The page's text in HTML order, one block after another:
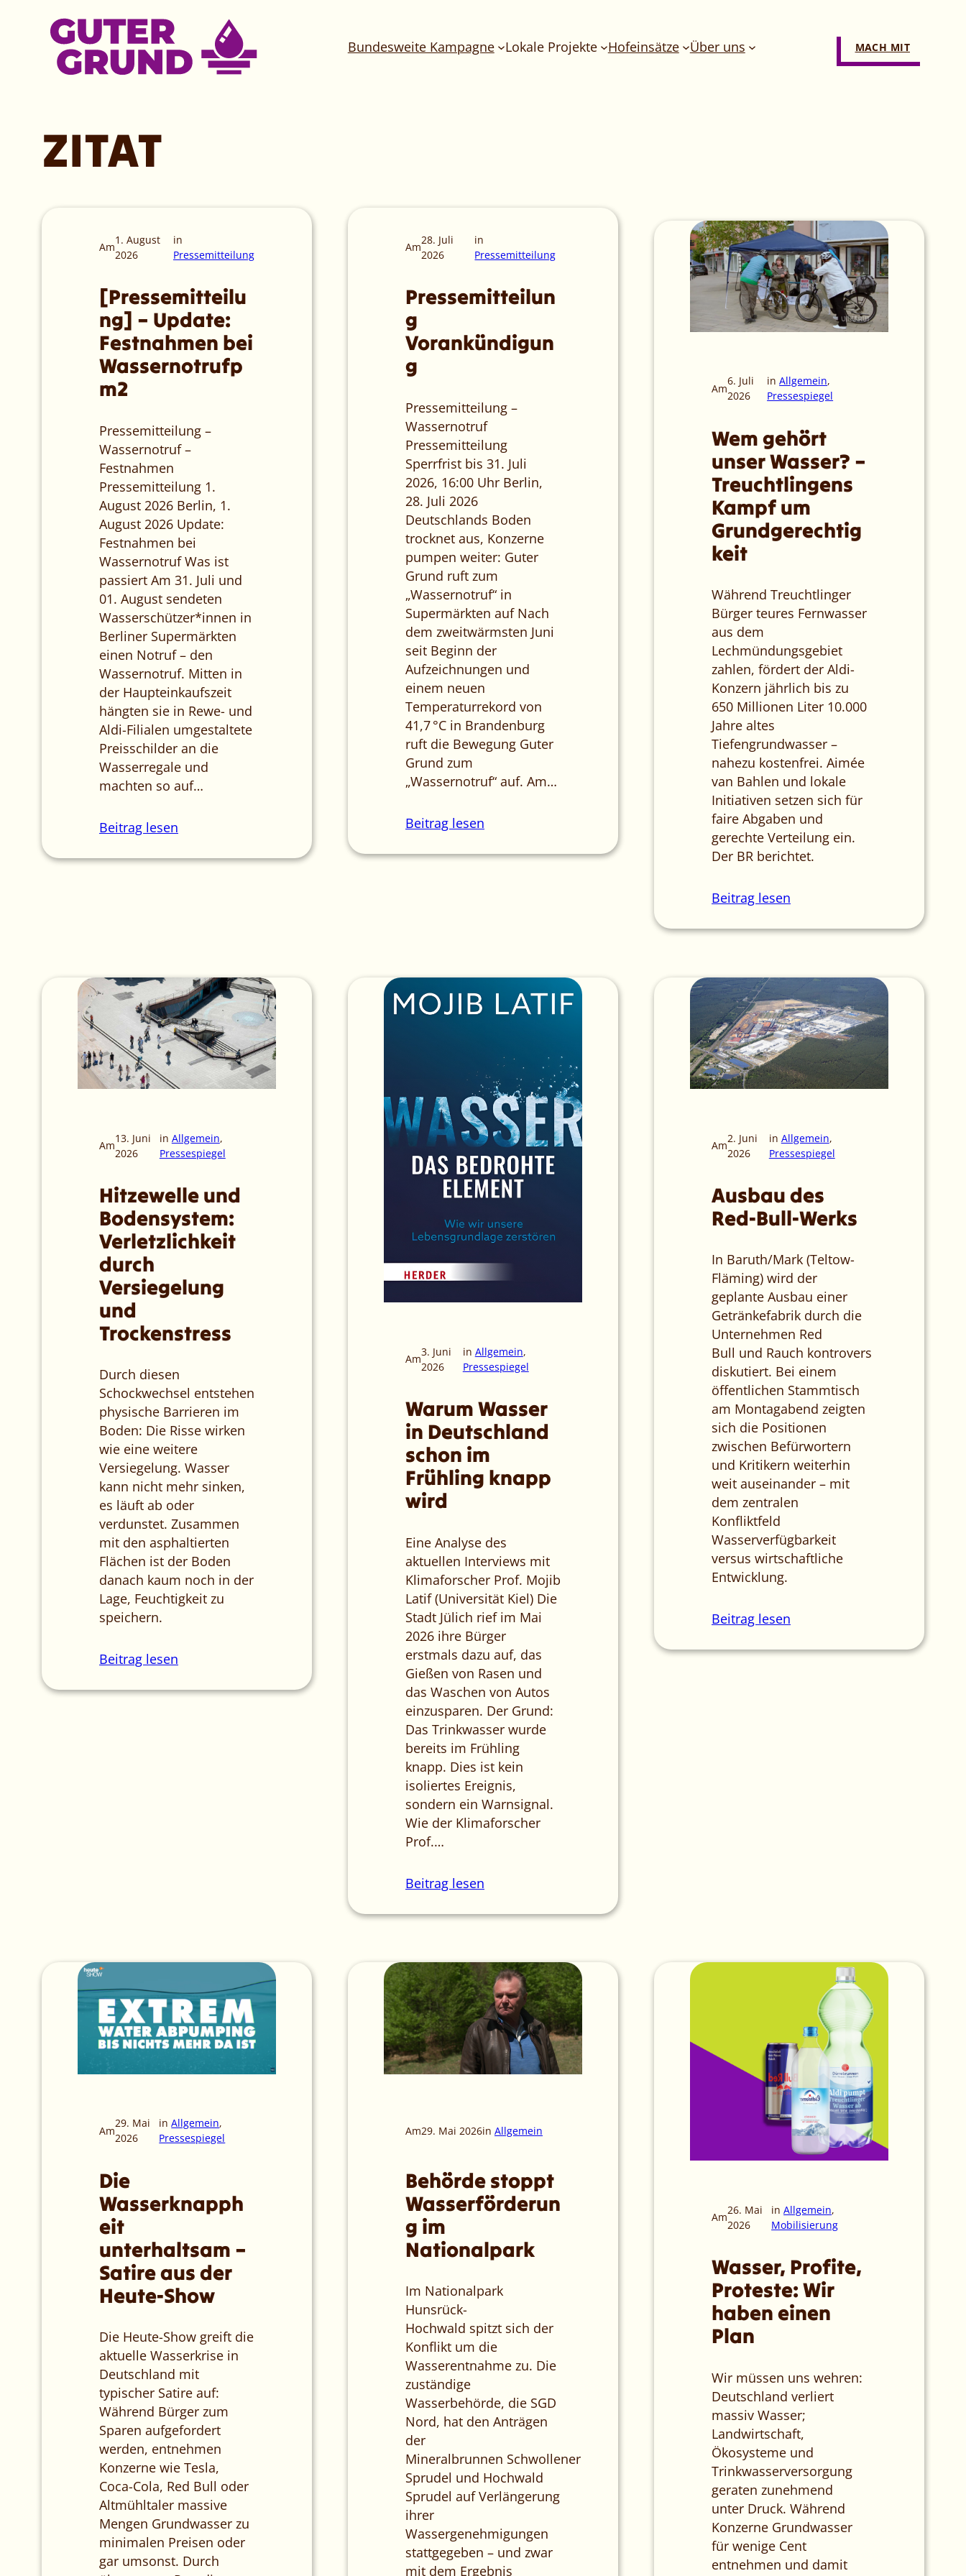
springen
Bundesweite Kampagne Lokale Projekte Hofeinsätze Über uns MACH MIT
ZITAT
Am
1. August
2026
in
Pressemitteilung
[Pressemitteilu
ng] – Update:
Festnahmen bei
Wassernotrufp
m2
Pressemitteilung –
Wassernotruf –
Festnahmen
Pressemitteilung 1.
August 2026 Berlin, 1.
August 2026 Update:
Festnahmen bei
Wassernotruf Was ist
passiert Am 31. Juli und
01. August sendeten
Wasserschützer*innen in
Berliner Supermärkten
einen Notruf – den
Wassernotruf. Mitten in
der Haupteinkaufszeit
hängten sie in Rewe- und
Aldi-Filialen umgestaltete
Preisschilder an die
Wasserregale und
machten so auf…
Beitrag lesen
Am
28. Juli
2026
in
Pressemitteilung
Pressemitteilun
g
Vorankündigun
g
Pressemitteilung –
Wassernotruf
Pressemitteilung
Sperrfrist bis 31. Juli
2026, 16:00 Uhr Berlin,
28. Juli 2026
Deutschlands Boden
trocknet aus, Konzerne
pumpen weiter: Guter
Grund ruft zum
„Wassernotruf“ in
Supermärkten auf Nach
dem zweitwärmsten Juni
seit Beginn der
Aufzeichnungen und
einem neuen
Temperaturrekord von
41,7 °C in Brandenburg
ruft die Bewegung Guter
Grund zum
„Wassernotruf“ auf. Am…
Beitrag lesen
Am
6. Juli
2026
inAllgemein
Pressespiegel
Wem gehört
unser Wasser? –
Treuchtlingens
Kampf um
Grundgerechtig
keit
Während Treuchtlinger
Bürger teures Fernwasser
aus dem
Lechmündungsgebiet
zahlen, fördert der Aldi-
Konzern jährlich bis zu
650 Millionen Liter 10.000
Jahre altes
Tiefengrundwasser –
nahezu kostenfrei. Aimée
van Bahlen und lokale
Initiativen setzen sich für
faire Abgaben und
gerechte Verteilung ein.
Der BR berichtet.
Beitrag lesen
Am
13. Juni
2026
in Allgemein
Pressespiegel
Hitzewelle und
Bodensystem:
Verletzlichkeit
durch
Versiegelung
und
Trockenstress
Durch diesen
Schockwechsel entstehen
physische Barrieren im
Boden: Die Risse wirken
wie eine weitere
Versiegelung. Wasser
kann nicht mehr sinken,
es läuft ab oder
verdunstet. Zusammen
mit den asphaltierten
Flächen ist der Boden
danach kaum noch in der
Lage, Feuchtigkeit zu
speichern.
Beitrag lesen
Am
3. Juni
2026
in Allgemein
Pressespiegel
Warum Wasser
in Deutschland
schon im
Frühling knapp
wird
Eine Analyse des
aktuellen Interviews mit
Klimaforscher Prof. Mojib
Latif (Universität Kiel) Die
Stadt Jülich rief im Mai
2026 ihre Bürger
erstmals dazu auf, das
Gießen von Rasen und
das Waschen von Autos
einzusparen. Der Grund:
Das Trinkwasser wurde
bereits im Frühling
knapp. Dies ist kein
isoliertes Ereignis,
sondern ein Warnsignal.
Wie der Klimaforscher
Prof.…
Beitrag lesen
Am
2. Juni
2026
in Allgemein
Pressespiegel
Ausbau des
Red-Bull-Werks
In Baruth/Mark (Teltow-
Fläming) wird der
geplante Ausbau einer
Getränkefabrik durch die
Unternehmen Red
Bull und Rauch kontrovers
diskutiert. Bei einem
öffentlichen Stammtisch
am Montagabend zeigten
sich die Positionen
zwischen Befürwortern
und Kritikern weiterhin
weit auseinander – mit
dem zentralen
Konfliktfeld
Wasserverfügbarkeit
versus wirtschaftliche
Entwicklung.
Beitrag lesen
Am
29. Mai
2026
inAllgemein
Pressespiegel
Die
Wasserknapph
eit
unterhaltsam –
Satire aus der
Heute-Show
Die Heute-Show greift die
aktuelle Wasserkrise in
Deutschland mit
typischer Satire auf:
Während Bürger zum
Sparen aufgefordert
werden, entnehmen
Konzerne wie Tesla,
Coca-Cola, Red Bull oder
Altmühltaler massive
Mengen Grundwasser zu
minimalen Preisen oder
gar umsonst. Durch
Am29. Mai 2026in Allgemein
Behörde stoppt
Wasserförderun
g im
Nationalpark
Im Nationalpark
Hunsrück-
Hochwald spitzt sich der
Konflikt um die
Wasserentnahme zu. Die
zuständige
Wasserbehörde, die SGD
Nord, hat den Anträgen
der
Mineralbrunnen Schwollener
Sprudel und Hochwald
Sprudel auf Verlängerung
ihrer
Wassergenehmigungen
stattgegeben – und zwar
mit dem Ergebnis
Am
26. Mai
2026
inAllgemein
Mobilisierung
Wasser, Profite,
Proteste: Wir
haben einen
Plan
Wir müssen uns wehren:
Deutschland verliert
massiv Wasser;
Landwirtschaft,
Ökosysteme und
Trinkwasserversorgung
geraten zunehmend
unter Druck. Während
Konzerne Grundwasser
für wenige Cent
entnehmen und damit